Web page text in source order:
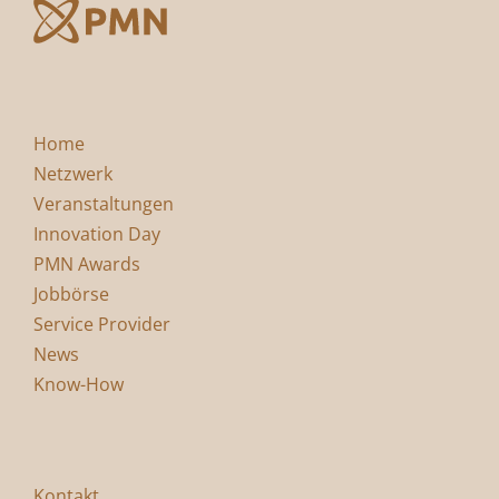
Home
Netzwerk
Veranstaltungen
Innovation Day
PMN Awards
Jobbörse
Service Provider
News
Know-How